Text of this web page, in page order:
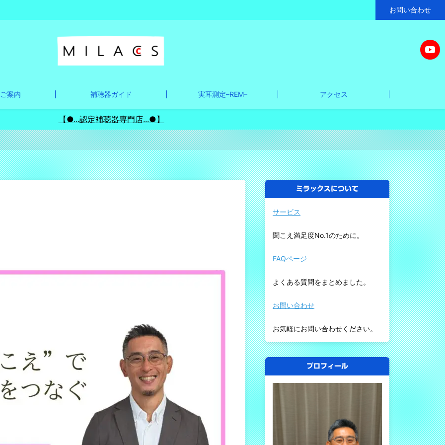
お問い合わせ
案内 補聴器ガイド 実耳測定–REM– アクセス
【●...認定補聴器専門店...●】
ミラックスについて
サービス
聞こえ満足度No.1のために。
FAQページ
よくある質問をまとめました。
お問い合わせ
お気軽にお問い合わせください。
プロフィール